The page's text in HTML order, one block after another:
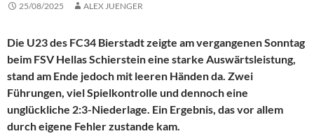
25/08/2025 ALEX JUENGER
Die U23 des FC34 Bierstadt zeigte am vergangenen Sonntag
beim FSV Hellas Schierstein eine starke Auswärtsleistung,
stand am Ende jedoch mit leeren Händen da. Zwei
Führungen, viel Spielkontrolle und dennoch eine
unglückliche 2:3-Niederlage. Ein Ergebnis, das vor allem
durch eigene Fehler zustande kam.